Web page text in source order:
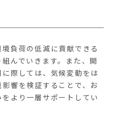
負荷の低減に貢献できる
んでいきます。また、開
際しては、気候変動をは
響を検証することで、お
より一層サポートしてい